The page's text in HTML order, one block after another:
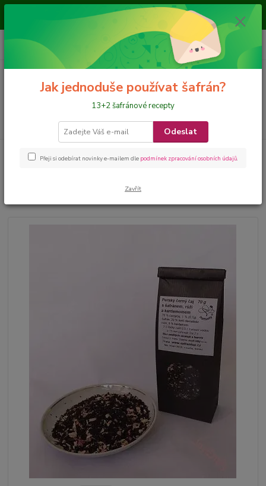
Je nám ctí, že jste nás navštívili a nakupujete na našem eshopu, přejeme
Menu
CZK
+420 728 649 340
Jak jednoduše používat šafrán?
13+2 šafránové recepty
Odeslat
Přeji si odebírat novinky e-mailem dle podmínek zpracování osobních údajů.
Zavřít